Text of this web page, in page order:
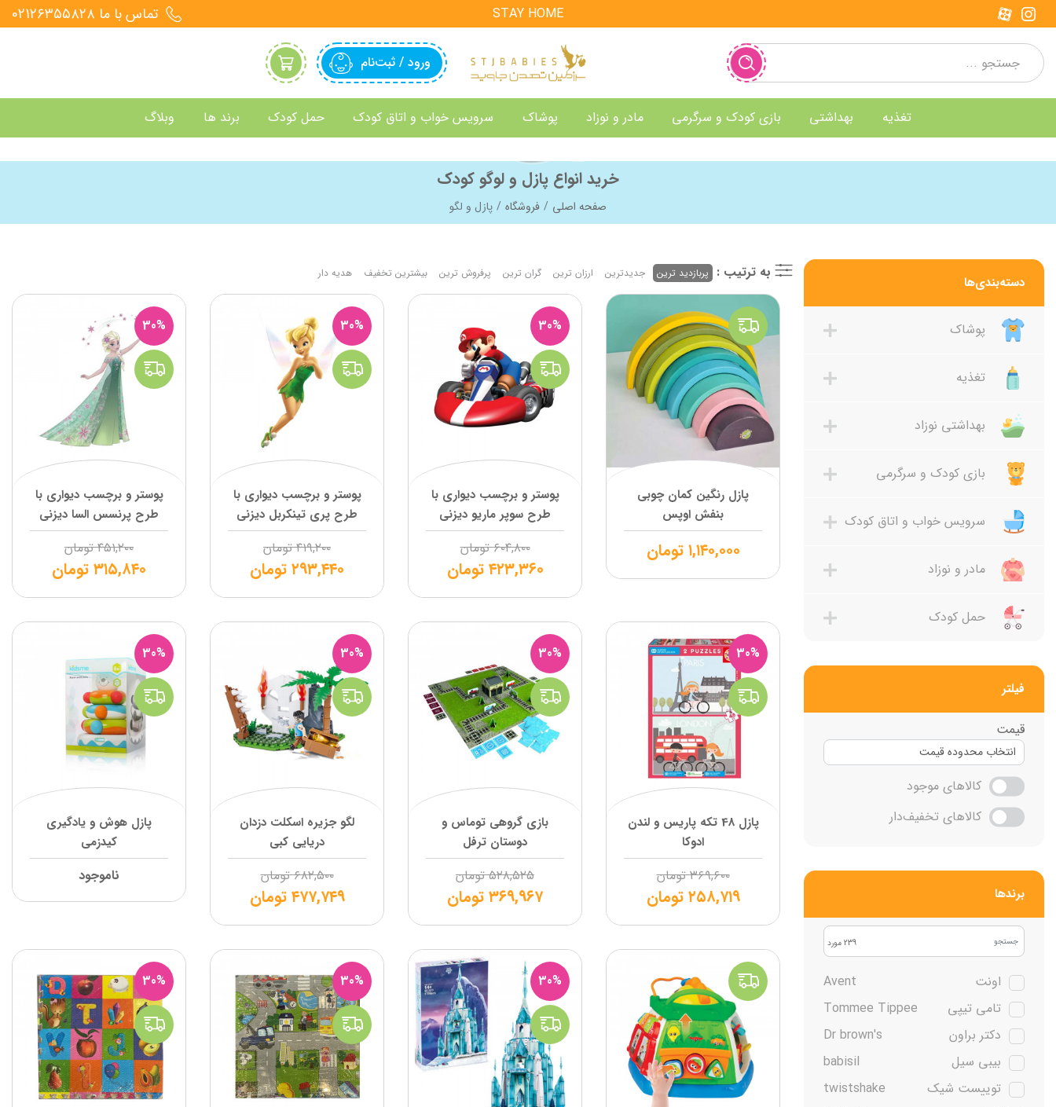
STAY HOME تماس با ما 021۲۶۳۵۵۸۲۸
ورود / ثبت‌نام
تغذیه بهداشتی بازی کودک و سرگرمی مادر و نوزاد پوشاک سرویس خواب و اتاق کودک حمل کودک برند ها وبلاگ
خرید انواع پازل و لوگو کودک
صفحه اصلی فروشگاه پازل و لگو
دسته‌بندی‌ها
پوشاک
تغذیه
بهداشتی نوزاد
بازی کودک و سرگرمی
سرویس خواب و اتاق کودک
مادر و نوزاد
حمل کودک
فیلتر
قیمت
کالاهای موجود
کالاهای تخفیف‌دار
برند‌ها
239 مورد
اونت
Avent
تامی تیپی
Tommee Tippee
دکتر براون
Dr brown's
بیبی سیل
babisil
توییست شیک
twistshake
به ترتیب : پربازدید ترین جدیدترین ارزان ترین گران ترین پرفروش ترین بیشترین تخفیف هدیه دار
پازل رنگین کمان چوبی
بنفش اوپس
۱,۱۴۰,۰۰۰ تومان
30%
پوستر و برچسب دیواری با
طرح سوپر ماریو دیزنی
۶۰۴,۸۰۰ تومان
۴۲۳,۳۶۰ تومان
30%
پوستر و برچسب دیواری با
طرح پری تینکربل دیزنی
۴۱۹,۲۰۰ تومان
۲۹۳,۴۴۰تومان
30%
پوستر و برچسب دیواری با
طرح پرنسس السا دیزنی
۴۵۱,۲۰۰ تومان
۳۱۵,۸۴۰تومان
30%
پازل 48 تکه پاریس و لندن
ادوکا
۳۶۹,۶۰۰ تومان
۲۵۸,۷۱۹ تومان
30%
بازی گروهی توماس و
دوستان ترفل
۵۲۸,۵۲۵ تومان
۳۶۹,۹۶۷تومان
30%
لگو جزیره اسکلت دزدان
دریایی کبی
۶۸۲,۵۰۰ تومان
۴۷۷,۷۴۹ تومان
30%
پازل هوش و يادگيري
کیدزمی
ناموجود
30%
30%
30%